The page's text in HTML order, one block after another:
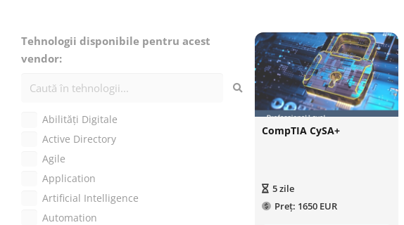
Tehnologii disponibile pentru acest
vendor:
Abilități Digitale
Active Directory
Agile
Application
Artificial Intelligence
Automation
CompTIA CySA+
5zile
Preț: 1650 EUR